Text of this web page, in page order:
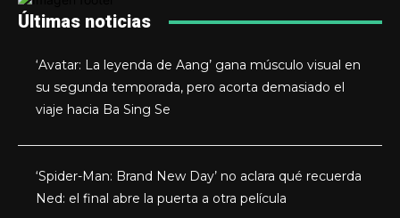
Últimas noticias
‘Avatar: La leyenda de Aang’ gana músculo visual en
su segunda temporada, pero acorta demasiado el
viaje hacia Ba Sing Se
‘Spider-Man: Brand New Day’ no aclara qué recuerda
Ned: el final abre la puerta a otra película